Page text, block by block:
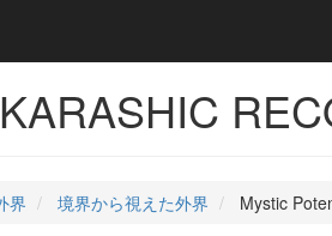
界 境界から視えた外界 Mystic